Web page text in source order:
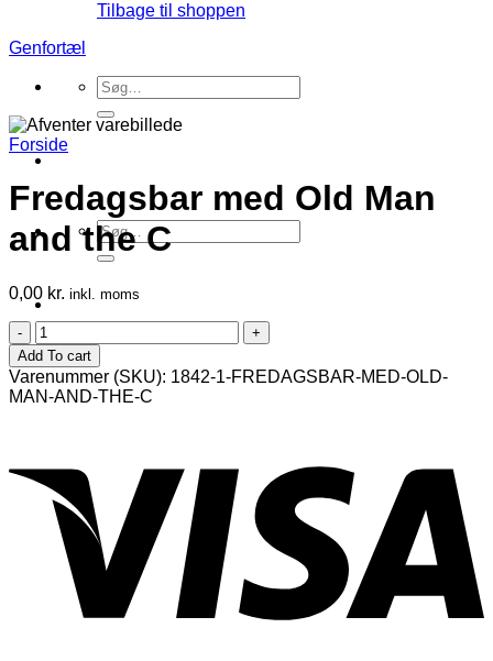
Tilbage til shoppen
Genfortæl
Søg
efter:
Søg
efter:
Forside
Fredagsbar med Old Man
and the C
0,00 kr. inkl. moms
Fredagsbar
med
Old
Man
and
antal
Add To cart
Varenummer (SKU): 1842-1-FREDAGSBAR-MED-OLD-
MAN-AND-THE-C